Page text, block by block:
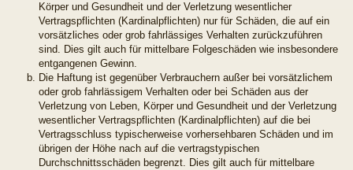
Körper und Gesundheit und der Verletzung wesentlicher
Vertragspflichten (Kardinalpflichten) nur für Schäden, die auf ein
vorsätzliches oder grob fahrlässiges Verhalten zurückzuführen
sind. Dies gilt auch für mittelbare Folgeschäden wie insbesondere
entgangenen Gewinn.
Die Haftung ist gegenüber Verbrauchern außer bei vorsätzlichem
oder grob fahrlässigem Verhalten oder bei Schäden aus der
Verletzung von Leben, Körper und Gesundheit und der Verletzung
wesentlicher Vertragspflichten (Kardinalpflichten) auf die bei
Vertragsschluss typischerweise vorhersehbaren Schäden und im
übrigen der Höhe nach auf die vertragstypischen
Durchschnittsschäden begrenzt. Dies gilt auch für mittelbare